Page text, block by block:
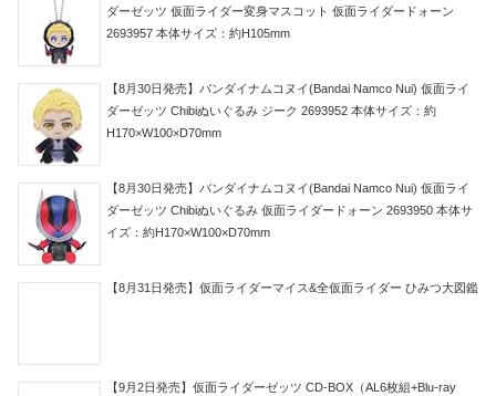
ダーゼッツ 仮面ライダー変身マスコット 仮面ライダードォーン
2693957 本体サイズ：約H105mm
【8月30日発売】バンダイナムコヌイ(Bandai Namco Nui) 仮面ライ
ダーゼッツ Chibiぬいぐるみ ジーク 2693952 本体サイズ：約
H170×W100×D70mm
【8月30日発売】バンダイナムコヌイ(Bandai Namco Nui) 仮面ライ
ダーゼッツ Chibiぬいぐるみ 仮面ライダードォーン 2693950 本体サ
イズ：約H170×W100×D70mm
【8月31日発売】仮面ライダーマイス&全仮面ライダー ひみつ大図鑑
【9月2日発売】仮面ライダーゼッツ CD-BOX（AL6枚組+Blu-ray